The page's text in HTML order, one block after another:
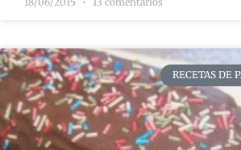
RECETAS DE